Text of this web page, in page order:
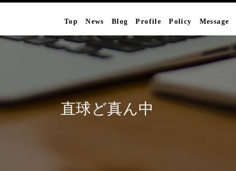
Top News Blog Profile Policy Message
直球ど真ん中